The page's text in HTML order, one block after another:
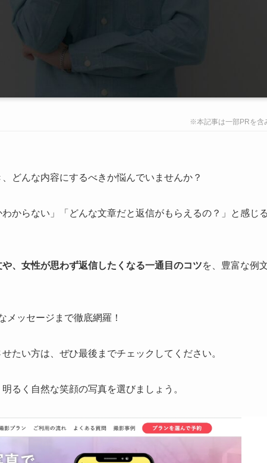
※本記事は一部PRを含
どんな内容にするべきか悩んでいませんか？
からない」「どんな文章だと返信がもらえるの？」と感じる
、女性が思わず返信したくなる一通目のコツを、豊富な例
メッセージまで徹底網羅！
たい方は、ぜひ最後までチェックしてください。
るく自然な笑顔の写真を選びましょう。